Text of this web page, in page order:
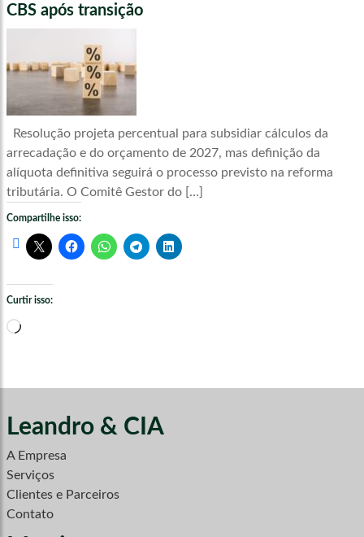
CBS após transição
Resolução projeta percentual para subsidiar cálculos da
arrecadação e do orçamento de 2027, mas definição da
alíquota definitiva seguirá o processo previsto na reforma
tributária. O Comitê Gestor do […]
Compartilhe isso:
Curtir isso:
Carregando...
Leandro & CIA
A Empresa
Serviços
Clientes e Parceiros
Contato